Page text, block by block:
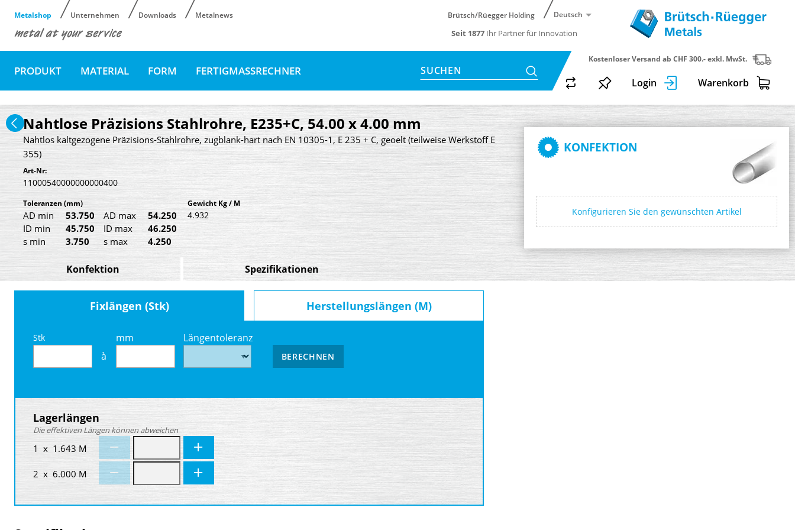
Metalshop Unternehmen Downloads Metalnews Brütsch/Rüegger Holding Deutsch
Seit 1877 Ihr Partner für Innovation
PRODUKT MATERIAL FORM FERTIGMASSRECHNER SUCHEN
Kostenloser Versand ab CHF 300.- exkl. MwSt.
Login Warenkorb
Nahtlose Präzisions Stahlrohre, E235+C, 54.00 x 4.00 mm
Nahtlos kaltgezogene Präzisions-Stahlrohre, zugblank-hart nach EN 10305-1, E 235 + C, geoelt (teilweise Werkstoff E
355)
Art-Nr:
11000540000000000400
Toleranzen (mm)
AD min 53.750 AD max
54.250
ID min
45.750 ID max
46.250
s min
3.750 s max 4.250
Gewicht Kg / M
4.932
Konfektion Spezifikationen
Fixlängen (Stk) Herstellungslängen (M)
Stk
à
mm Längentoleranz
BERECHNEN
Lagerlängen
Die effektiven Längen können abweichen
1 x 1.643 M
2 x 6.000 M
KONFEKTION
Konfigurieren Sie den gewünschten Artikel